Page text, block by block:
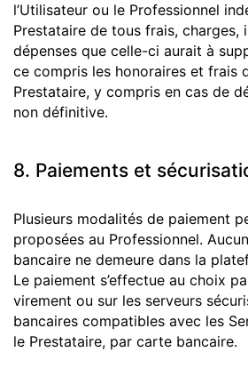
l’Utilisateur ou le Professionnel
Prestataire de tous frais, charges,
dépenses que celle-ci aurait à
ce compris les honoraires et frais
Prestataire, y compris en cas de
non définitive.
8. Paiements et
Plusieurs modalités de paiement
proposées au Professionnel.
bancaire ne demeure dans la
Le paiement s’effectue au choix
virement ou sur les serveurs
bancaires compatibles avec les
le Prestataire, par carte bancaire.